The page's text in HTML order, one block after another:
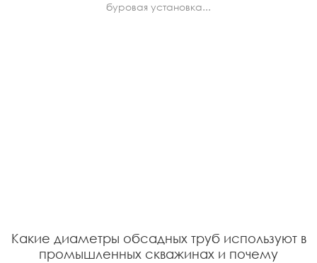
буровая установка...
Какие диаметры обсадных труб используют в
промышленных скважинах и почему